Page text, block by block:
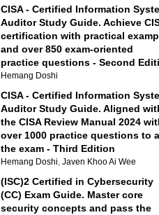
CISA - Certified Information
Auditor Study Guide. Achieve
certification with practical
and over 850 exam-oriented
practice questions - Second
Hemang Doshi
CISA - Certified Information
Auditor Study Guide. Aligned
the CISA Review Manual 2024
over 1000 practice questions to
the exam - Third Edition
Hemang Doshi, Javen Khoo Ai Wee
(ISC)2 Certified in Cybersecurity
(CC) Exam Guide. Master core
security concepts and pass the